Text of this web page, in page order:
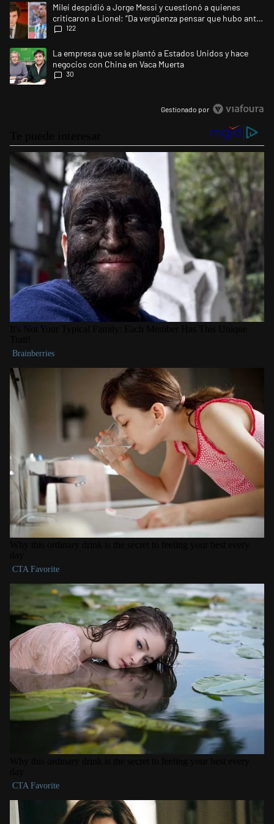
Un artículo de tendencia con el título "Milei despidió a Jorge Messi y
Milei despidió a Jorge Messi y cuestionó a quienes
criticaron a Lionel: “Da vergüenza pensar que hubo anti-
Messi”
122
Un artículo de tendencia con el título "La empresa que se le plantó a
La empresa que se le plantó a Estados Unidos y hace
negocios con China en Vaca Muerta
30
Gestionado por